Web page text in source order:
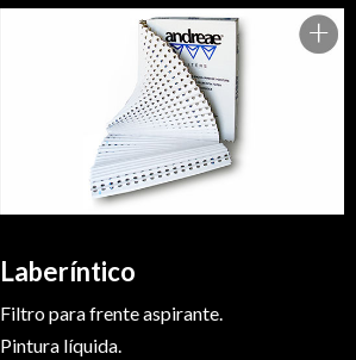
Laberíntico
Filtro para frente aspirante.
Pintura líquida.
Altura máxima 1100 mm. La presentación
es en caja con 10 metros lineales utiles.
Principales usos: Frente de aspiración,
cabina de pintura para industrias como
mueblerías, taller de chapa y pintura,